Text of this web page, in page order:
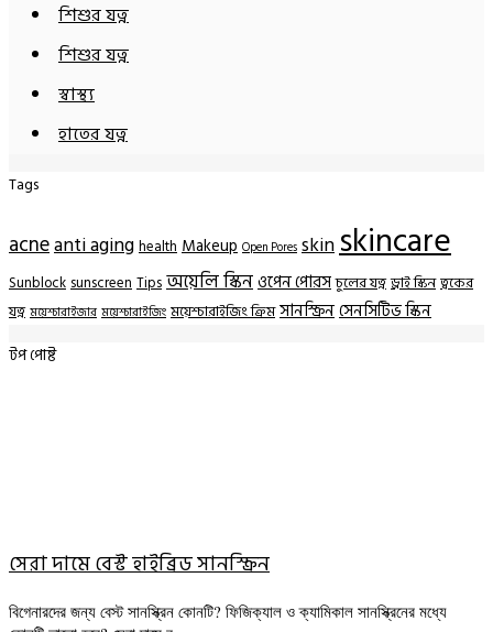
শিশুর যত্ন
শিশুর যত্ন
স্বাস্থ্য
হাতের যত্ন
Tags
acneanti aging health Makeup Open Pores skinskincare
Sunblock sunscreen Tips অয়েলি স্কিনওপেন পোরস চুলের যত্ন ড্রাই স্কিন ত্বকের
যত্ন ময়েশ্চারাইজার ময়েশ্চারাইজিং ময়েশ্চারাইজিং ক্রিম সানস্ক্রিনসেনসিটিভ স্কিন
টপ পোষ্ট
সেরা দামে বেস্ট হাইব্রিড সানস্ক্রিন
বিগেনারদের জন্য বেস্ট সানস্ক্রিন কোনটি? ফিজিক্যাল ও ক্যামিকাল সানস্ক্রিনের মধ্যে